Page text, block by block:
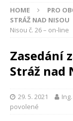
HOME PRO
STRÁŽ NAD NISOU
Nisou č. 26 – on-line
Zasedání
Stráž nad
29. 5. 2021
povolené